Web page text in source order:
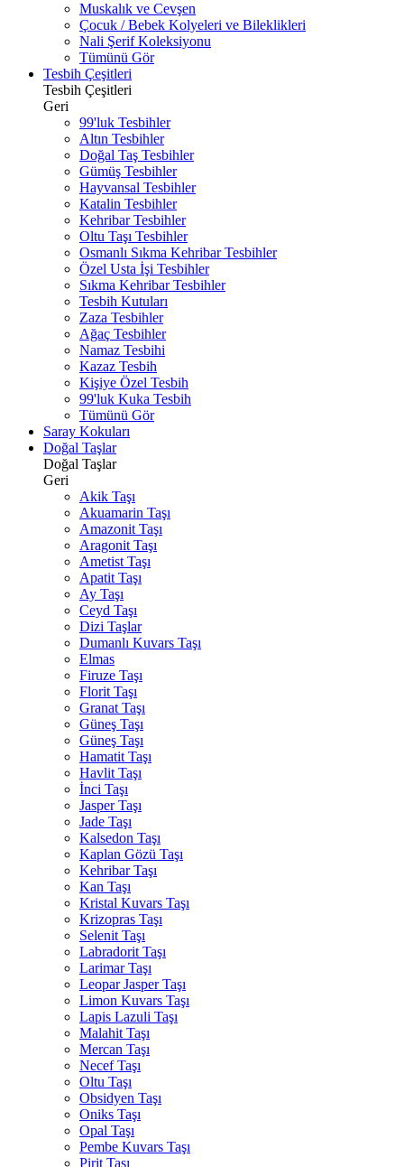
Muskalık ve Cevşen
Çocuk / Bebek Kolyeleri ve Bileklikleri
Nali Şerif Koleksiyonu
Tümünü Gör
Tesbih Çeşitleri
Tesbih Çeşitleri
Geri
99'luk Tesbihler
Altın Tesbihler
Doğal Taş Tesbihler
Gümüş Tesbihler
Hayvansal Tesbihler
Katalin Tesbihler
Kehribar Tesbihler
Oltu Taşı Tesbihler
Osmanlı Sıkma Kehribar Tesbihler
Özel Usta İşi Tesbihler
Sıkma Kehribar Tesbihler
Tesbih Kutuları
Zaza Tesbihler
Ağaç Tesbihler
Namaz Tesbihi
Kazaz Tesbih
Kişiye Özel Tesbih
99'luk Kuka Tesbih
Tümünü Gör
Saray Kokuları
Doğal Taşlar
Doğal Taşlar
Geri
Akik Taşı
Akuamarin Taşı
Amazonit Taşı
Aragonit Taşı
Ametist Taşı
Apatit Taşı
Ay Taşı
Ceyd Taşı
Dizi Taşlar
Dumanlı Kuvars Taşı
Elmas
Firuze Taşı
Florit Taşı
Granat Taşı
Güneş Taşı
Güneş Taşı
Hamatit Taşı
Havlit Taşı
İnci Taşı
Jasper Taşı
Jade Taşı
Kalsedon Taşı
Kaplan Gözü Taşı
Kehribar Taşı
Kan Taşı
Kristal Kuvars Taşı
Krizopras Taşı
Selenit Taşı
Labradorit Taşı
Larimar Taşı
Leopar Jasper Taşı
Limon Kuvars Taşı
Lapis Lazuli Taşı
Malahit Taşı
Mercan Taşı
Necef Taşı
Oltu Taşı
Obsidyen Taşı
Oniks Taşı
Opal Taşı
Pembe Kuvars Taşı
Pirit Taşı